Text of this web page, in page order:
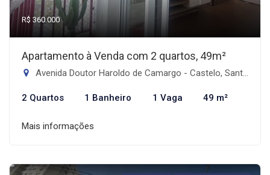
R$ 360.000
Apartamento à Venda com 2 quartos, 49m²
Avenida Doutor Haroldo de Camargo - Castelo, Santos-SP
2 Quartos 1 Banheiro 1 Vaga 49 m²
Mais informações